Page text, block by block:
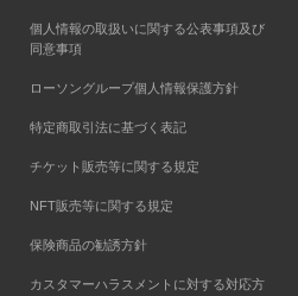
個人情報の取扱いに関する公表事項及び
同意事項
ローソングループ個人情報保護方針
特定商取引法に基づく表記
チケット販売等に関する規定
NFT販売等に関する規定
保険商品の勧誘方針
カスタマーハラスメントに対する対応方